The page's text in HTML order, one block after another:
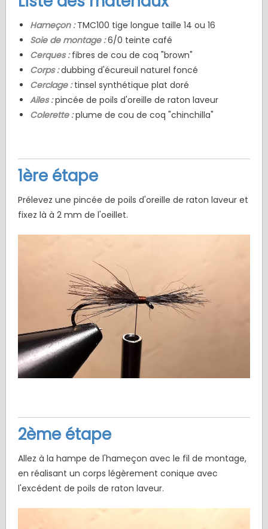
Hameçon :TMC100 tige longue taille 14 ou 16
Soie de montage :6/0 teinte café
Cerques :fibres de cou de coq "brown"
Corps :dubbing d'écureuil naturel foncé
Cerclage :tinsel synthétique plat doré
Ailes :pincée de poils d'oreille de raton laveur
Colerette :plume de cou de coq "chinchilla"
1ère étape
Prélevez une pincée de poils d'oreille de raton laveur et
fixez là à 2 mm de l'oeillet.
2ème étape
Allez à la hampe de l'hameçon avec le fil de montage,
en réalisant un corps légèrement conique avec
l'excédent de poils de raton laveur.